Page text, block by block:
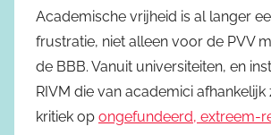
Academische vrijheid is al langer
frustratie, niet alleen voor de PVV
de BBB. Vanuit universiteiten, en
RIVM die van academici
kritiek op ongefundeerd, extreem-